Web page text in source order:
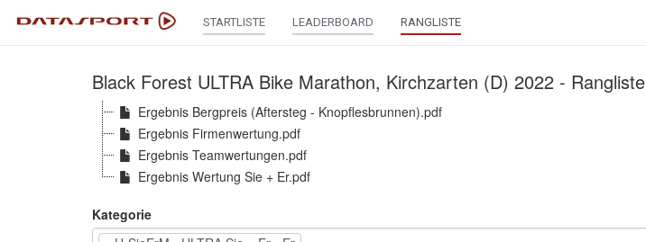
STARTLISTE LEADERBOARD RANGLISTE
Black Forest ULTRA Bike Marathon, Kirchzarten (D) 2022 - Rangliste
Ergebnis Bergpreis (Aftersteg - Knopflesbrunnen).pdf
Ergebnis Firmenwertung.pdf
Ergebnis Teamwertungen.pdf
Ergebnis Wertung Sie + Er.pdf
Kategorie